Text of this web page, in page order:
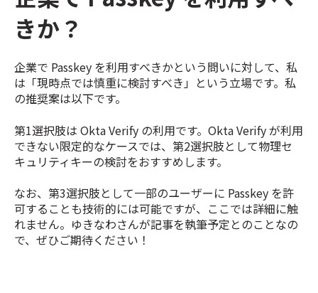
きか？
企業で Passkey を利用すべきかという問いに対して、私
は「現時点では慎重に検討すべき」という立場です。私
の推奨案は以下です。
第1選択肢は Okta Verify の利用です。Okta Verify が利用
できない限定的なケースでは、第2選択肢として物理セ
キュリティキーの検討をおすすめします。
なお、第3選択肢として一部のユーザーに Passkey を許
可することも技術的には可能ですが、ここでは詳細に触
れません。ゆきなわさんが記事を執筆予定とのことなの
で、ぜひご期待ください！